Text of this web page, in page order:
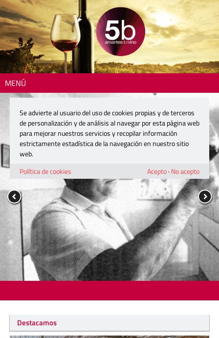
MENÚ
Destacamos
Se advierte al usuario del uso de cookies propias y de terceros
de personalización y de análisis al navegar por esta página web
para mejorar nuestros servicios y recopilar información
estrictamente estadística de la navegación en nuestro sitio
web.
Política de cookies
Acepto· No acepto